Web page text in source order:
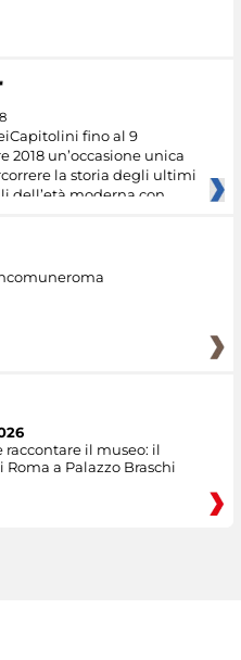
fino al 9
2018 un’occasione unica
la storia degli ultimi
dell’età moderna con
raccontare il museo: il
Roma a Palazzo Braschi